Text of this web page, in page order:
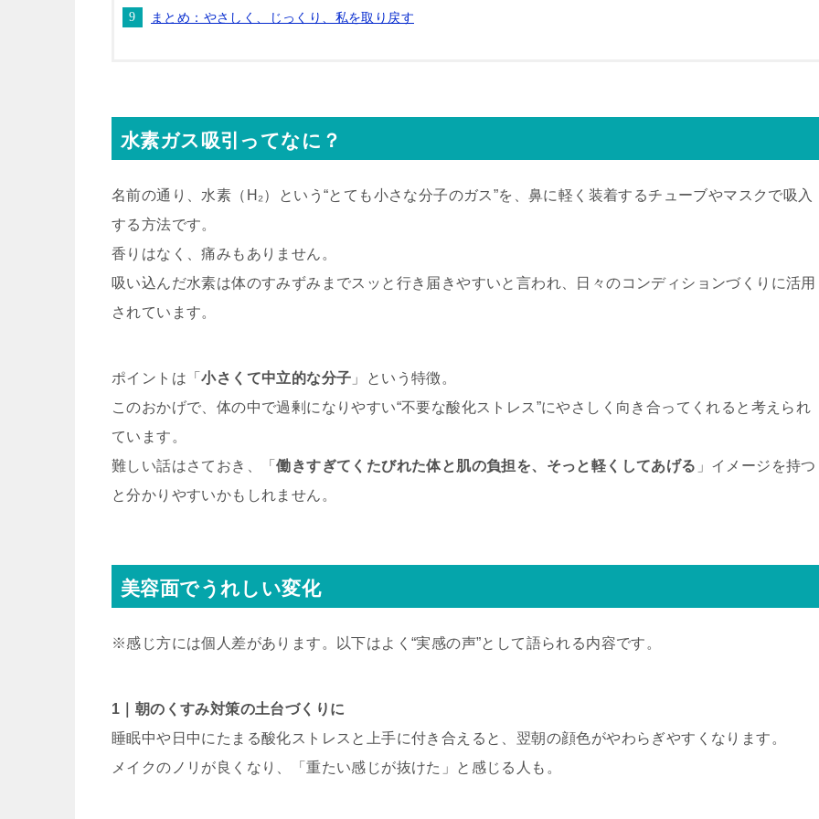
まとめ：やさしく、じっくり、私を取り戻す
水素ガス吸引ってなに？
名前の通り、水素（H₂）という“とても小さな分子のガス”を、鼻に軽く装着するチューブやマスクで吸入
する方法です。
香りはなく、痛みもありません。
吸い込んだ水素は体のすみずみまでスッと行き届きやすいと言われ、日々のコンディションづくりに活用
されています。
ポイントは「小さくて中立的な分子 」という特徴。
このおかげで、体の中で過剰になりやすい“不要な酸化ストレス”にやさしく向き合ってくれると考えられ
ています。
難しい話はさておき、「働きすぎてくたびれた体と肌の負担を、そっと軽くしてあげる 」イメージを持つ
と分かりやすいかもしれません。
美容面でうれしい変化
※感じ方には個人差があります。以下はよく“実感の声”として語られる内容です。
1｜朝のくすみ対策の土台づくりに
睡眠中や日中にたまる酸化ストレスと上手に付き合えると、翌朝の顔色がやわらぎやすくなります。
メイクのノリが良くなり、「重たい感じが抜けた」と感じる人も。